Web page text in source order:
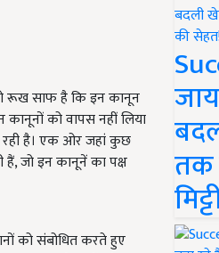
रूख साफ है कि इन कानून
को वापस नहीं लिया
रही है। एक ओर जहां कुछ
जो इन कानूनें का पक्ष
को संबोधित करते हुए
तक